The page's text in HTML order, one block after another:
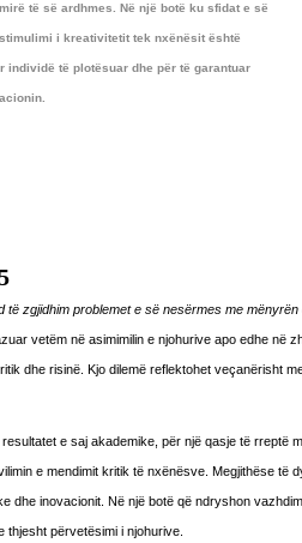
të së ardhmes. Në një botë ku sfidat e së
i kreativitetit tek nxënësit është
individë të plotësuar dhe për të garantuar
të zgjidhim problemet e së nesërmes me
vetëm në asimimilin e njohurive apo edhe
dhe risinë. Kjo dilemë reflektohet veçanërisht
e saj akademike, për një qasje të
e mendimit kritik të nxënësve. Megjithëse
dhe inovacionit. Në një botë që ndryshon
thjesht përvetësimi i njohurive.